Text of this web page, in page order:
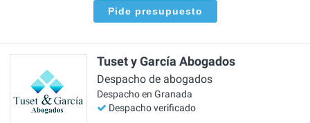
Pide presupuesto
Tuset y García Abogados
Despacho de abogados
Despacho en Granada
Despacho verificado